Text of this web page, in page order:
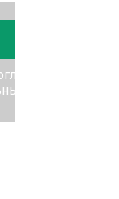
с
данных